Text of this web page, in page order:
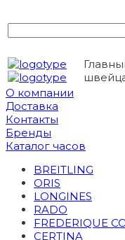
О компании
Доставка
Контакты
Бренды
Каталог часов
BREITLING
ORIS
LONGINES
RADO
FREDERIQUE
CERTINA